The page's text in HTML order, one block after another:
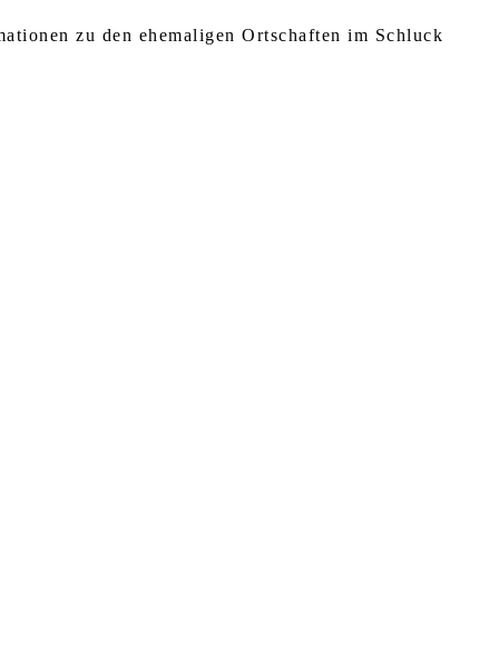
zu den ehemaligen Ortschaften im Schluck